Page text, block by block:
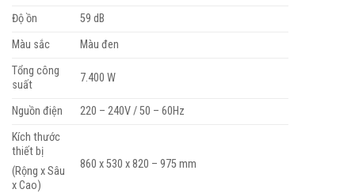
Độ ồn
59 dB
Màu sắc
Màu đen
Tổng công
suất
7.400 W
Nguồn điện
220 – 240V / 50 – 60Hz
Kích thước
thiết bị
(Rộng x Sâu
x Cao)
860 x 530 x 820 – 975 mm